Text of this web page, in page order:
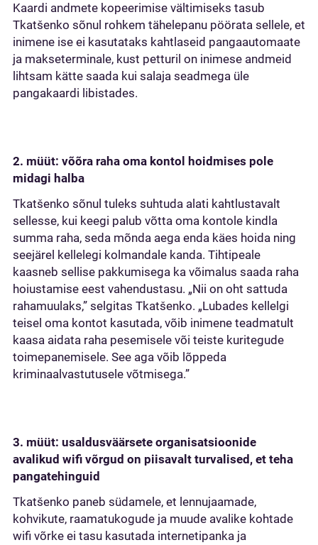
Kaardi andmete kopeerimise vältimiseks tasub
Tkatšenko sõnul rohkem tähelepanu pöörata sellele, et
inimene ise ei kasutataks kahtlaseid pangaautomaate
ja makseterminale, kust petturil on inimese andmeid
lihtsam kätte saada kui salaja seadmega üle
pangakaardi libistades.
2. müüt: võõra raha oma kontol hoidmises pole
midagi halba
Tkatšenko sõnul tuleks suhtuda alati kahtlustavalt
sellesse, kui keegi palub võtta oma kontole kindla
summa raha, seda mõnda aega enda käes hoida ning
seejärel kellelegi kolmandale kanda. Tihtipeale
kaasneb sellise pakkumisega ka võimalus saada raha
hoiustamise eest vahendustasu. „Nii on oht sattuda
rahamuulaks,” selgitas Tkatšenko. „Lubades kellelgi
teisel oma kontot kasutada, võib inimene teadmatult
kaasa aidata raha pesemisele või teiste kuritegude
toimepanemisele. See aga võib lõppeda
kriminaalvastutusele võtmisega.”
3. müüt: usaldusväärsete organisatsioonide
avalikud wifi võrgud on piisavalt turvalised, et teha
pangatehinguid
Tkatšenko paneb südamele, et lennujaamade,
kohvikute, raamatukogude ja muude avalike kohtade
wifi võrke ei tasu kasutada internetipanka ja